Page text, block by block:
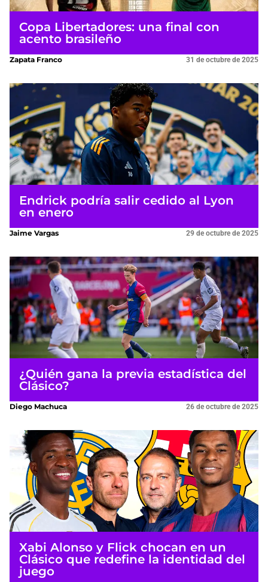
Copa Libertadores: una final con
acento brasileño
Zapata Franco 31 de octubre de 2025
Endrick podría salir cedido al Lyon
en enero
Jaime Vargas 29 de octubre de 2025
¿Quién gana la previa estadística del
Clásico?
Diego Machuca 26 de octubre de 2025
Xabi Alonso y Flick chocan en un
Clásico que redefine la identidad del
juego